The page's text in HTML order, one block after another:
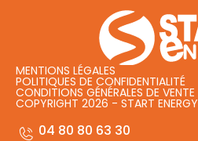
MENTIONS LÉGALES
POLITIQUES DE CONFIDENTIALITÉ
CONDITIONS GÉNÉRALES DE VENTE
COPYRIGHT 2026 - START ENERGY
04 80 80 63 30